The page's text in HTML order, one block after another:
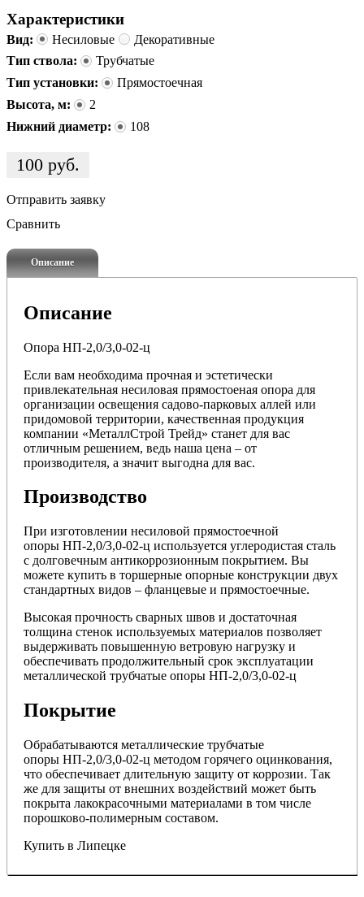
Характеристики
Вид: Несиловые
Декоративные
Тип ствола:
Трубчатые
Тип установки:
Прямостоечная
Высота, м:
2
Нижний диаметр:
108
100 руб.
Отправить заявку
Сравнить
Описание
Описание
Опора НП-2,0/3,0-02-ц
Если вам необходима прочная и эстетически
привлекательная несиловая прямостоеная опора для
организации освещения садово-парковых аллей или
придомовой территории, качественная продукция
компании «МеталлСтрой Трейд» станет для вас
отличным решением, ведь наша цена – от
производителя, а значит выгодна для вас.
Производство
При изготовлении несиловой прямостоечной
опоры НП-2,0/3,0-02-ц используется углеродистая сталь
с долговечным антикоррозионным покрытием. Вы
можете купить в торшерные опорные конструкции двух
стандартных видов – фланцевые и прямостоечные.
Высокая прочность сварных швов и достаточная
толщина стенок используемых материалов позволяет
выдерживать повышенную ветровую нагрузку и
обеспечивать продолжительный срок эксплуатации
металлической трубчатые опоры НП-2,0/3,0-02-ц
Покрытие
Обрабатываются металлические трубчатые
опоры НП-2,0/3,0-02-ц методом горячего оцинкования,
что обеспечивает длительную защиту от коррозии. Так
же для защиты от внешних воздействий может быть
покрыта лакокрасочными материалами в том числе
порошково-полимерным составом.
Купить в Липецке